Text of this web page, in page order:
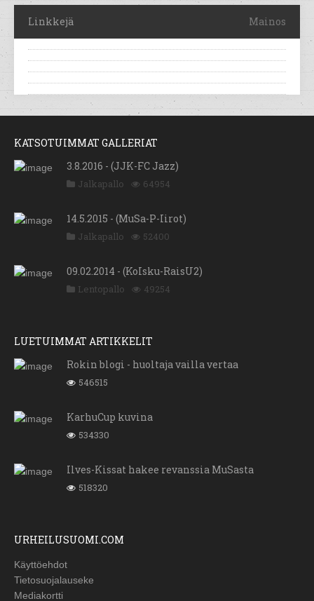
Linkkejä Mainos
KATSOTUIMMAT GALLERIAT
3.8.2016 - (JJK-FC Jazz)
Jalkapallo 64954
14.5.2015 - (MuSa-P-Iirot)
Jalkapallo 52400
09.02.2014 - (KoIsku-RaisU2)
Lentopallo 49254
LUETUIMMAT ARTIKKELIT
Rokin blogi - huoltaja vailla vertaa
546515
KarhuCup kuvina
534330
Ilves-Kissat hakee revanssia MuSasta
518320
URHEILUSUOMI.COM
Käyttöehdot
Tietosuojalauseke
Mediakortti